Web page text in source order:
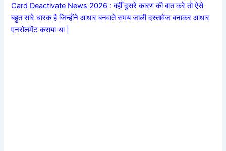
Card Deactivate News 2026 : वहीँ दुसरे कारण की बात करे तो ऐसे
बहुत सारे धारक है जिन्होंने आधार बनवाते समय जाली दस्तावेज बनाकर आधार
एनरोलमेंट कराया था |